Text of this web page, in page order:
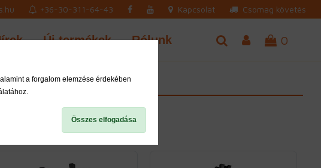
a forgalom elemzése érdekében
Összes elfogadása
+36-30-311-64-43 Kapcsolat Csomag követés
Új termékek Rólunk 0